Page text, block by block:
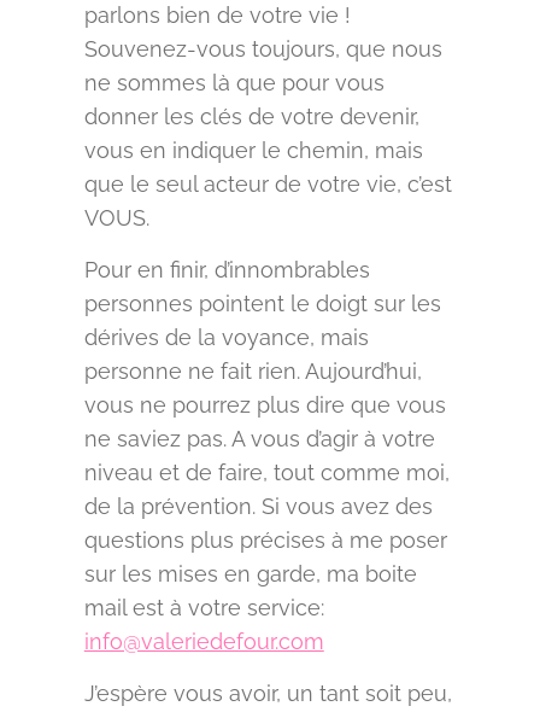
parlons bien de votre vie !
Souvenez-vous toujours, que nous
ne sommes là que pour vous
donner les clés de votre devenir,
vous en indiquer le chemin, mais
que le seul acteur de votre vie, c’est
VOUS.
Pour en finir, d’innombrables
personnes pointent le doigt sur les
dérives de la voyance, mais
personne ne fait rien. Aujourd’hui,
vous ne pourrez plus dire que vous
ne saviez pas. A vous d’agir à votre
niveau et de faire, tout comme moi,
de la prévention. Si vous avez des
questions plus précises à me poser
sur les mises en garde, ma boite
mail est à votre service:
info@valeriedefour.com
J’espère vous avoir, un tant soit peu,